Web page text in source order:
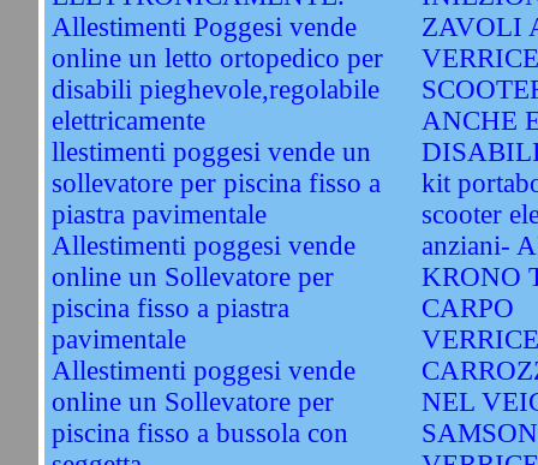
Allestimenti Poggesi vende
online un letto ortopedico per
disabili pieghevole,regolabile
elettricamente
llestimenti poggesi vende un
sollevatore per piscina fisso a
piastra pavimentale
Allestimenti poggesi vende
online un Sollevatore per
piscina fisso a piastra
pavimentale
Allestimenti poggesi vende
online un Sollevatore per
piscina fisso a bussola con
ZAVOLI
ANCHE
kit
scooter
anziani-
KRONO
CARPO
NEL